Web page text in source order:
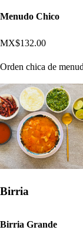
Menudo Chico
MX$132.00
Orden chica de
Birria
Birria Grande